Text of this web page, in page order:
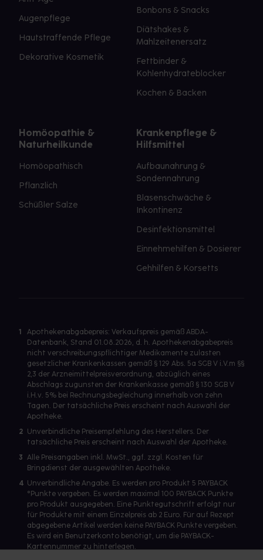
Augenpflege
Hautstraffende Pflege
Dekorative Kosmetik
Bonbons & Snacks
Diätshakes &
Mahlzeitenersatz
Fettbinder &
Kohlenhydrateblocker
Kochen & Backen
Homöopathie &
Naturheilkunde
Homöopathisch
Pflanzlich
Schüßler Salze
Krankenpflege &
Hilfsmittel
Aufbaunahrung &
Sondennahrung
Blasenschwäche &
Inkontinenz
Desinfektionsmittel
Einnehmehilfen & Dosierer
Gehhilfen & Korsetts
1
Apothekenabgabepreis: Verkaufspreis gemäß ABDA-
Datenbank, Stand 01.08.2026, d. h. Apothekenabgabepreis
nicht verschreibungspflichtiger Medikamente zulasten
gesetzlicher Krankenkassen gemäß § 129 Abs. 5a SGB V i.V.m §§
2,3 der Arzneimittelpreisverordnung, abzüglich eines
Abschlags zugunsten der Krankenkasse gemäß § 130 SGB V
i.H.v. 5% bei Rechnungsbegleichung innerhalb von zehn
Tagen. Der tatsächliche Preis erscheint nach Auswahl der
Apotheke.
2 Unverbindliche Preisempfehlung des Herstellers. Der
tatsächliche Preis erscheint nach Auswahl der Apotheke.
3 Alle Preisangaben inkl. MwSt., ggf. zzgl. Kosten für
Bringdienst der ausgewählten Apotheke.
4 Unverbindliche Angabe. Es werden pro Produkt 5 PAYBACK
°Punkte vergeben. Es werden maximal 100 PAYBACK Punkte
pro Produkt ausgegeben. Eine Punktegutschrift erfolgt nur
für Produkte mit einem Einzelpreis ab 2 Euro. Für auf Rezept
abgegebene Artikel werden keine PAYBACK Punkte vergeben.
Es wird ein Benutzerkonto benötigt, um die PAYBACK-
Kartennummer zu hinterlegen.